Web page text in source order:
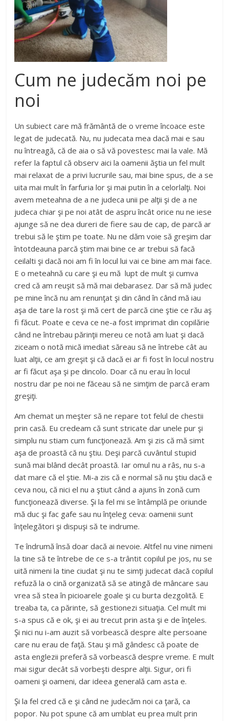
Cum ne judecăm noi pe
noi
Un subiect care mă frământă de o vreme încoace este
legat de judecată. Nu, nu judecata mea dacă mai e sau
nu întreagă, că de aia o să vă povestesc mai la vale. Mă
refer la faptul că observ aici la oamenii ăştia un fel mult
mai relaxat de a privi lucrurile sau, mai bine spus, de a se
uita mai mult în farfuria lor şi mai putin în a celorlalţi. Noi
avem meteahna de a ne judeca unii pe alţii şi de a ne
judeca chiar şi pe noi atât de aspru încât orice nu ne iese
ajunge să ne dea dureri de fiere sau de cap, de parcă ar
trebui să le ştim pe toate. Nu ne dăm voie să greşim dar
întotdeauna parcă ştim mai bine ce ar trebui să facă
ceilalti şi dacă noi am fi în locul lui vai ce bine am mai face.
E o meteahnă cu care şi eu mă lupt de mult şi cumva
cred că am reuşit să mă mai debarasez. Dar să mă judec
pe mine încă nu am renunţat şi din când în când mă iau
aşa de tare la rost şi mă cert de parcă cine ştie ce rău aş
fi făcut. Poate e ceva ce ne-a fost imprimat din copilărie
când ne întrebau părinţii mereu ce notă am luat şi dacă
ziceam o notă mică imediat săreau să ne întrebe cât au
luat alţii, ce am greşit şi că dacă ei ar fi fost în locul nostru
ar fi făcut aşa şi pe dincolo. Doar că nu erau în locul
nostru dar pe noi ne făceau să ne simţim de parcă eram
greşiţi.
Am chemat un meşter să ne repare tot felul de chestii
prin casă. Eu credeam că sunt stricate dar unele pur şi
simplu nu stiam cum funcţionează. Am şi zis că mă simt
aşa de proastă că nu ştiu. Deşi parcă cuvântul stupid
sună mai blând decât proastă. Iar omul nu a râs, nu s-a
dat mare că el ştie. Mi-a zis că e normal să nu ştiu dacă e
ceva nou, că nici el nu a ştiut când a ajuns în zonă cum
funcţionează diverse. Şi la fel mi se întâmplă pe oriunde
mă duc şi fac gafe sau nu înţeleg ceva: oamenii sunt
înţelegători şi dispuşi să te indrume.
Te îndrumă însă doar dacă ai nevoie. Altfel nu vine nimeni
la tine să te întrebe de ce s-a trântit copilul pe jos, nu se
uită nimeni la tine ciudat şi nu te simţi judecat dacă copilul
refuză la o cină organizată să se atingă de mâncare sau
vrea să stea în picioarele goale şi cu burta dezgolită. E
treaba ta, ca părinte, să gestionezi situaţia. Cel mult mi
s-a spus că e ok, şi ei au trecut prin asta şi e de înţeles.
Şi nici nu i-am auzit să vorbească despre alte persoane
care nu erau de faţă. Stau şi mă gândesc că poate de
asta englezii preferă să vorbească despre vreme. E mult
mai sigur decât să vorbeşti despre alţii. Sigur, ori fi
oameni şi oameni, dar ideea generală cam asta e.
Şi la fel cred că e şi când ne judecăm noi ca ţară, ca
popor. Nu pot spune că am umblat eu prea mult prin